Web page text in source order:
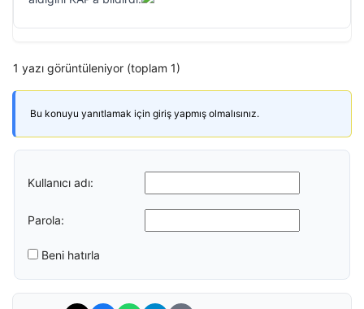
1 yazı görüntüleniyor (toplam 1)
Bu konuyu yanıtlamak için giriş yapmış olmalısınız.
Kullanıcı adı:
Parola:
Beni hatırla